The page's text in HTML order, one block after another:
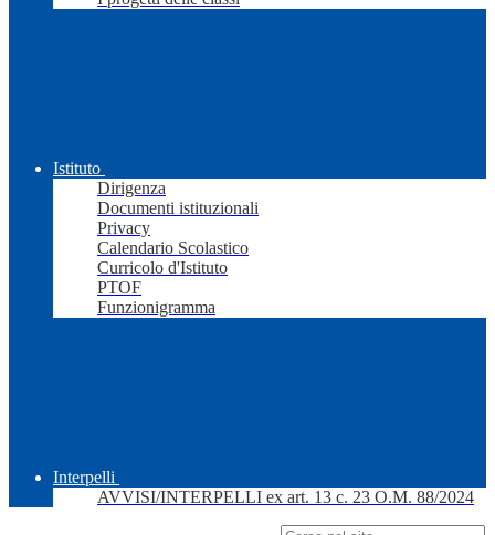
Istituto
Dirigenza
Documenti istituzionali
Privacy
Calendario Scolastico
Curricolo d'Istituto
PTOF
Funzionigramma
Interpelli
AVVISI/INTERPELLI ex art. 13 c. 23 O.M. 88/2024